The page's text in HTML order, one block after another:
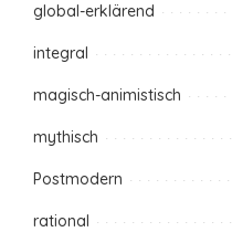
global-erklärend
integral
magisch-animistisch
mythisch
Postmodern
rational